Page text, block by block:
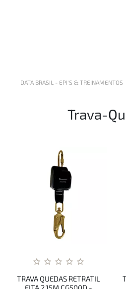
DATA BRASIL - EPI'S & TREINAMENTOS
Trava-
TRAVA QUEDAS RETRATIL